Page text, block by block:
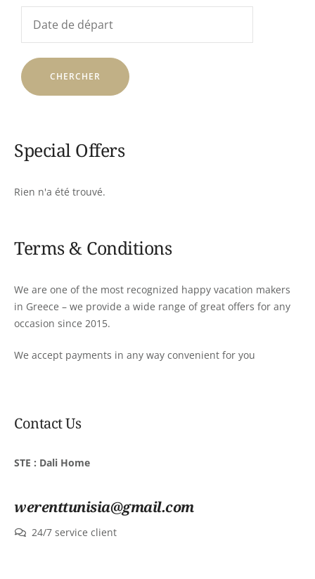
Special Offers
Rien n'a été trouvé.
Terms & Conditions
We are one of the most recognized happy vacation makers
in Greece – we provide a wide range of great offers for any
occasion since 2015.
We accept payments in any way convenient for you
Contact Us
STE : Dali Home
werenttunisia@gmail.com
24/7 service client